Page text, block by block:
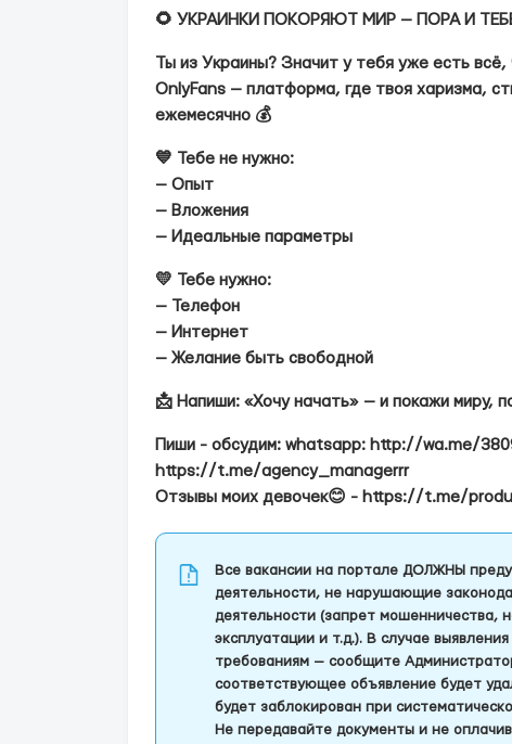
🌻 УКРАИНКИ ПОКОРЯЮТ МИР — ПОРА И
Ты из Украины? Значит у тебя уже есть
OnlyFans — платформа, где твоя харизма,
ежемесячно 💰
💙 Тебе не нужно:
— Опыт
— Вложения
— Идеальные параметры
💛 Тебе нужно:
— Телефон
— Интернет
— Желание быть свободной
📩 Напиши: «Хочу начать» — и покажи миру,
Пиши - обсудим: whatsapp: http://wa.me/
https://t.me/agency_managerrr
Отзывы моих девочек😊 - https://t.me/
Все вакансии на портале ДОЛЖНЫ
деятельности, не нарушающие
деятельности (запрет мошенничества,
эксплуатации и т.д.). В случае
требованиям — сообщите
соответствующее объявление будет
будет заблокирован при
Не передавайте документы и не